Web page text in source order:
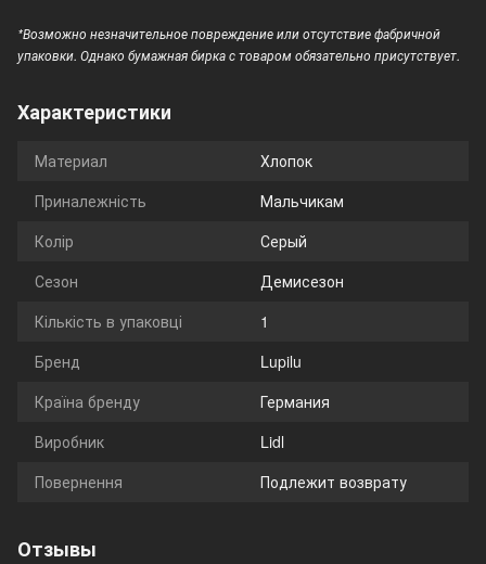
*Возможно незначительное повреждение или отсутствие фабричной
упаковки. Однако бумажная бирка с товаром обязательно присутствует.
Характеристики
Материал
Хлопок
Приналежність
Мальчикам
Колір
Серый
Сезон
Демисезон
Кількість в упаковці
1
Бренд
Lupilu
Країна бренду
Германия
Виробник
Lidl
Повернення
Подлежит возврату
Отзывы